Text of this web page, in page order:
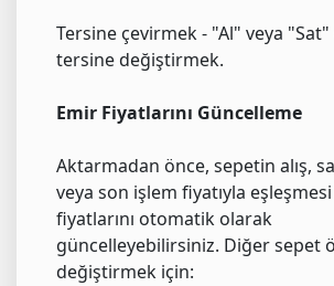
Tersine çevirmek - "Al" veya
tersine değiştirmek.
Emir Fiyatlarını Güncelleme
Aktarmadan önce, sepetin alış,
veya son işlem fiyatıyla
fiyatlarını otomatik olarak
güncelleyebilirsiniz. Diğer sepet
değiştirmek için: